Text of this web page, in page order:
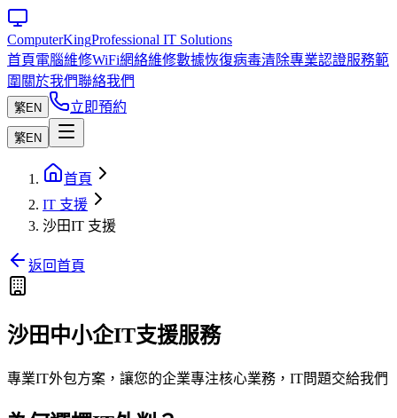
ComputerKingProfessional IT Solutions
首頁電腦維修WiFi網絡維修數據恢復病毒清除專業認證服務範
圍 關於我們聯絡我們
繁EN 立即預約
繁EN
首頁
IT 支援
沙田IT 支援
返回首頁
沙田中小企IT支援服務
專業IT外包方案，讓您的企業專注核心業務，IT問題交給我們